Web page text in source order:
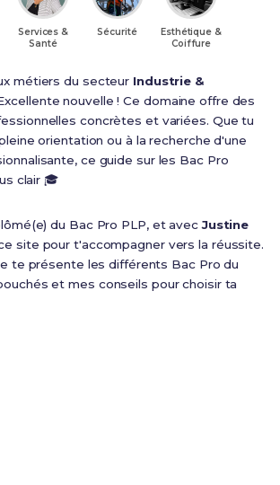
Services &
Santé
Sécurité
Esthétique &
Coiffure
métiers du secteur Industrie &
nouvelle ! Ce domaine offre des
concrètes et variées. Que tu
orientation ou à la recherche d'une
ce guide sur les Bac Pro
clair 🎓
du Bac Pro PLP, et avecJustine
site pour t'accompagner vers la réussite.
te présente les différents Bac Pro du
et mes conseils pour choisir ta